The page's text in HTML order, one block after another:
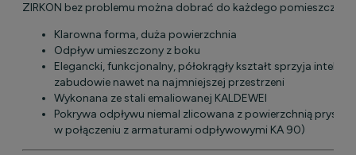
ZIRKON bez problemu można dobrać do każdego
Klarowna forma, duża powierzchnia
Odpływ umieszczony z boku
Elegancki, funkcjonalny, półokrągły kształt sprzyja
zabudowie nawet na najmniejszej przestrzeni
Wykonana ze stali emaliowanej KALDEWEI
Pokrywa odpływu niemal zlicowana z powierzchnią
w połączeniu z armaturami odpływowymi KA 90)